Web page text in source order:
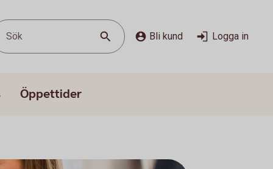
Sök Bli kund Logga in
Öppettider